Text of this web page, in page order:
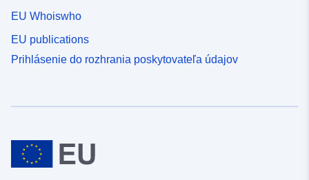
EU Whoiswho
EU publications
Prihlásenie do rozhrania poskytovateľa údajov